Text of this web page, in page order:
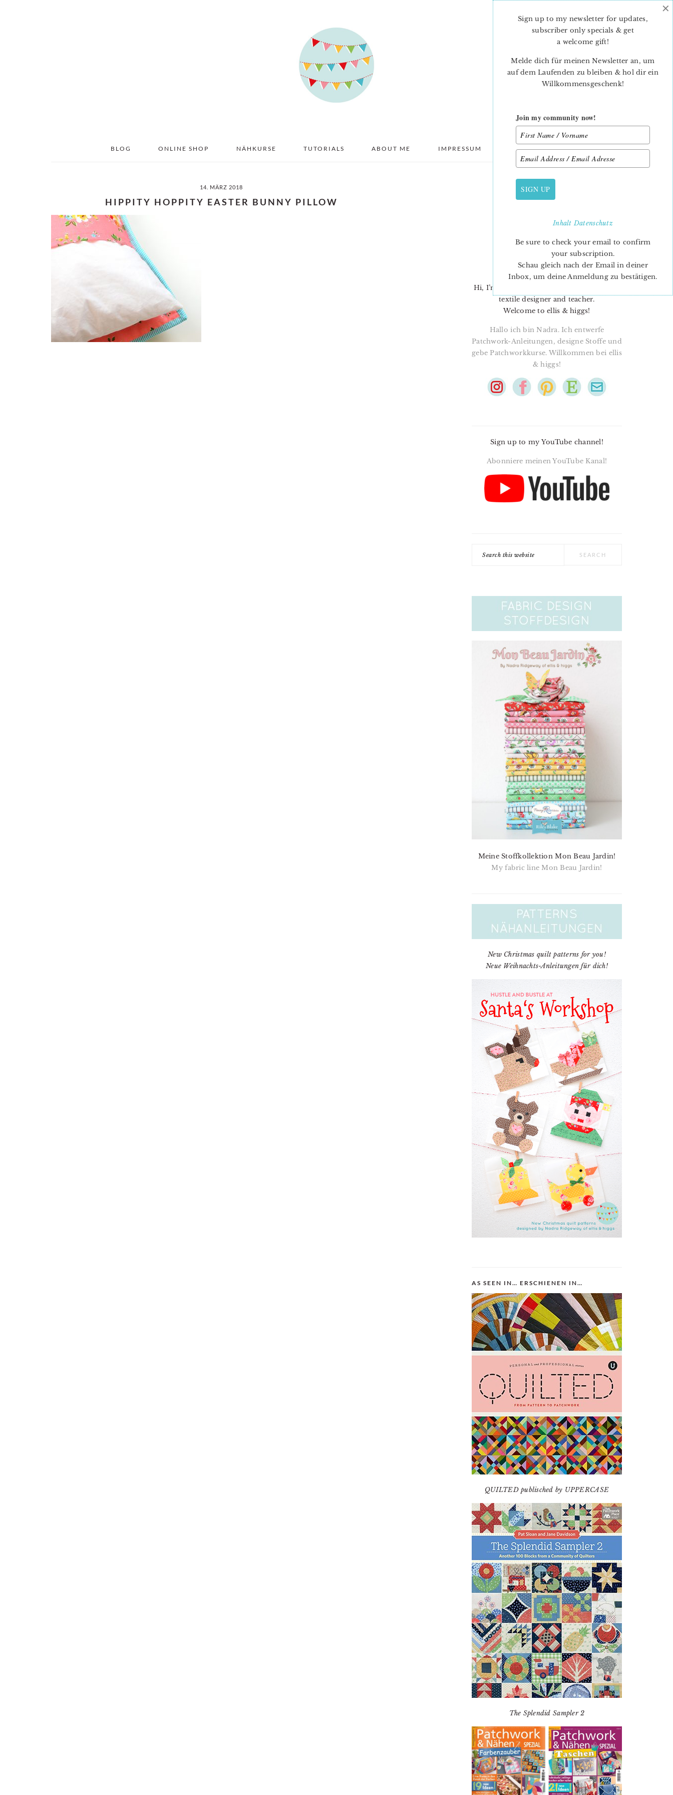
BLOG ONLINE SHOP NÄHKURSE TUTORIALS ABOUT ME IMPRESSUM DATENSCHUTZ
14. MÄRZ 2018
HIPPITY HOPPITY EASTER BUNNY PILLOW
PRIMARY
SIDEBAR
Hi, I’m Nadra. I’m a quilt pattern designer,
textile designer and teacher.
Welcome to ellis & higgs!
Hallo ich bin Nadra. Ich entwerfe
Patchwork-Anleitungen, designe Stoffe und
gebe Patchworkkurse. Willkommen bei ellis
& higgs!
Sign up to my YouTube channel!
Abonniere meinen YouTube Kanal!
Meine Stoffkollektion Mon Beau Jardin!
My fabric line Mon Beau Jardin!
New Christmas quilt patterns for you!
Neue Weihnachts-Anleitungen für dich!
AS SEEN IN… ERSCHIENEN IN…
QUILTED publisched by UPPERCASE
The Splendid Sampler 2
Sign up to my newsletter for updates,
subscriber only specials & get
a welcome gift!
Melde dich für meinen Newsletter an, um
auf dem Laufenden zu bleiben & hol dir ein
Willkommensgeschenk!
Join my community now!
SIGN UP
InhaltDatenschutz
Be sure to check your email to confirm
your subscription.
Schau gleich nach der Email in deiner
Inbox, um deine Anmeldung zu bestätigen.
×